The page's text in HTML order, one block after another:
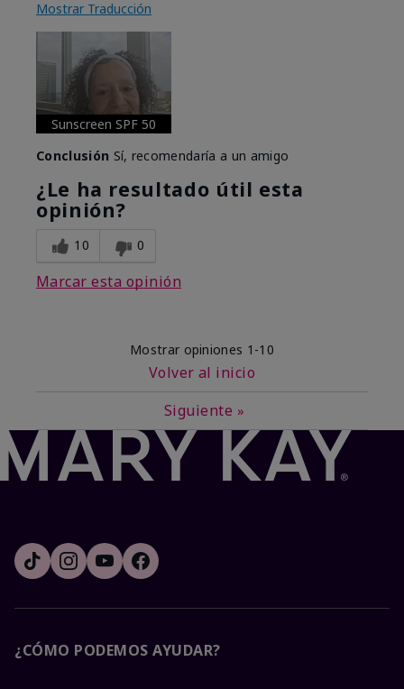
Mostrar Traducción
Sunscreen SPF 50
Conclusión Sí, recomendaría a un amigo
¿Le ha resultado útil esta
opinión?
10 0
Marcar esta opinión
Mostrar opiniones 1-10
Volver al inicio
Siguiente »
¿CÓMO PODEMOS AYUDAR?